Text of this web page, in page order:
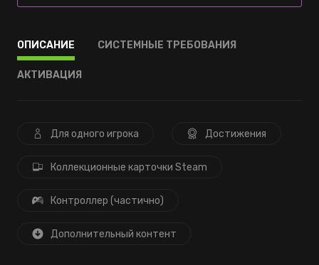
ОПИСАНИЕ СИСТЕМНЫЕ ТРЕБОВАНИЯ
АКТИВАЦИЯ
Для одного игрока Достижения
Коллекционные карточки Steam
Контроллер (частично)
Дополнительный контент